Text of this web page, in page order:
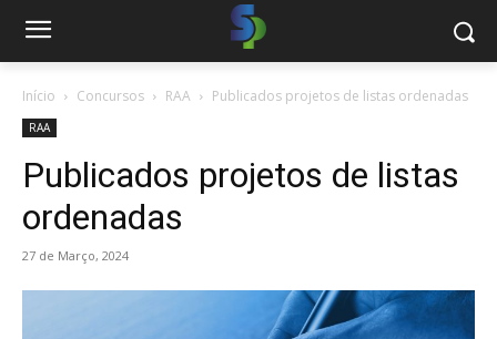
Início Concursos RAA Publicados projetos de listas ordenadas
RAA
Publicados projetos de listas
ordenadas
27 de Março, 2024